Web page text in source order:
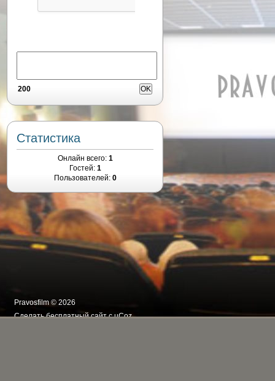
200
Статистика
Онлайн всего: 1
Гостей: 1
Пользователей: 0
Pravosfilm © 2026
Сделатьбесплатный сайтсuCoz